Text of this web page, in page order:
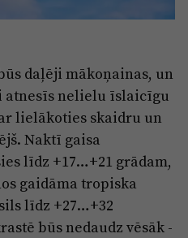
Iedvesmai nav vecuma
Vide
Kodols
Kontakti
Reklāma
Par laikrakstu
daļēji mākoņainas, un
atnesīs nelielu īslaicīgu
lielākoties skaidru un
Naktī gaisa
līdz +17…+21 grādam,
gaidāma tropiska
līdz +27…+32
būs nedaudz vēsāk -